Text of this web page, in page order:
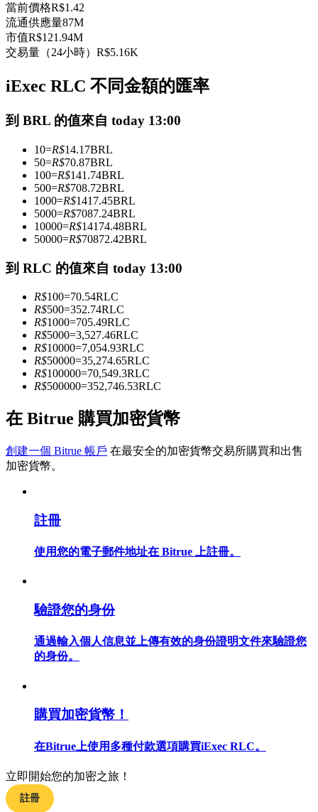
跟單
與頂尖交易專家同行
成為跟單交易員
包含交易情況等的大數據分析
合約功能使用指南
交易策略
學習如何保持盈利
當前價格R$1.42
流通供應量87M
市值R$121.94M
交易量（24小時） R$5.16K
iExec RLC 不同金額的匯率
到 BRL 的值來自 today 13:00
10=R$14.17BRL
50=R$70.87BRL
100=R$141.74BRL
500=R$708.72BRL
1000=R$1417.45BRL
5000=R$7087.24BRL
10000=R$14174.48BRL
50000=R$70872.42BRL
到 RLC 的值來自 today 13:00
R$100=70.54RLC
R$500=352.74RLC
R$1000=705.49RLC
R$5000=3,527.46RLC
R$10000=7,054.93RLC
R$50000=35,274.65RLC
R$100000=70,549.3RLC
R$500000=352,746.53RLC
在 Bitrue 購買加密貨幣
創建一個 Bitrue 帳戶 在最安全的加密貨幣交易所購買和出售
加密貨幣。
註冊
使用您的電子郵件地址在 Bitrue 上註冊。
驗證您的身份
通過輸入個人信息並上傳有效的身份證明文件來驗證您
的身份。
購買加密貨幣！
在Bitrue上使用多種付款選項購買iExec RLC。
立即開始您的加密之旅！
註冊